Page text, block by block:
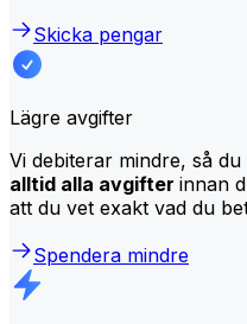
Skicka pengar
Lägre avgifter
Vi debiterar mindre, så
alltid alla avgifter innan
att du vet exakt vad du
Spendera mindre